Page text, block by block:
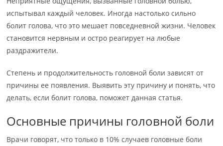
испытывал каждый человек. Иногда настолько сильно
болит голова, что это мешает повседневной жизни. Человек
становится нервным и остро реагирует на любые
раздражители.
Степень и продолжительность головной боли зависят от
причины ее появления. Выявить эту причину и понять, что
делать, если болит голова, поможет данная статья.
Основные причины головной боли
Врачи говорят, что только в 10% случаев головные боли